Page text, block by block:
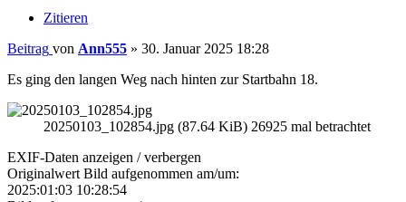
Zitieren
Beitrag von Ann555 » 30. Januar 2025 18:28
Es ging den langen Weg nach hinten zur Startbahn 18.
20250103_102854.jpg (87.64 KiB) 26925 mal betrachtet
EXIF-Daten anzeigen / verbergen
Originalwert Bild aufgenommen am/um:
2025:01:03 10:28:54